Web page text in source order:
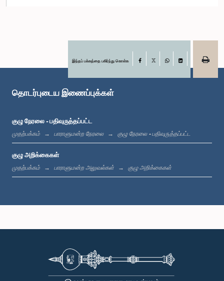
கௌரவ டிலான் பெரேரா, பா.உ.
இந்தப் பக்கத்தை பகிர்ந்து கொள்க Facebook
LinkedIn
தொடர்புடைய இணைப்புக்கள்
குழு நேரலை - பதிவுருத்தப்பட்ட
முதற்பக்கம் பாராளுமன்ற நேரலை குழு நேரலை - பதிவுருத்தப்பட்ட
குழு அறிக்கைகள்
முதற்பக்கம் பாராளுமன்ற அலுவல்கள் குழு அறிக்கைகள்